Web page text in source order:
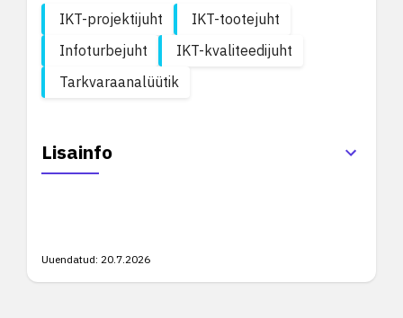
IKT-projektijuht
IKT-tootejuht
Infoturbejuht
IKT-kvaliteedijuht
Tarkvaraanalüütik
Lisainfo
Uuendatud: 20.7.2026